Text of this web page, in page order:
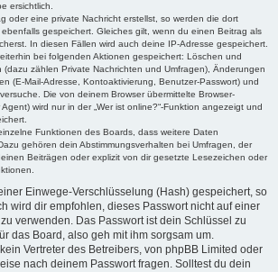
ersichtlich.
oder eine private Nachricht erstellst, so werden die dort
gespeichert. Gleiches gilt, wenn du einen Beitrag als
In diesen Fällen wird auch deine IP-Adresse gespeichert.
bei folgenden Aktionen gespeichert: Löschen und
(dazu zählen Private Nachrichten und Umfragen), Änderungen
(E-Mail-Adresse, Kontoaktivierung, Benutzer-Passwort) und
Die von deinem Browser übermittelte Browser-
wird nur in der „Wer ist online?“-Funktion angezeigt und
Funktionen des Boards, dass weitere Daten
gehören dein Abstimmungsverhalten bei Umfragen, der
Beiträgen oder explizit von dir gesetzte Lesezeichen oder
Einwege-Verschlüsselung (Hash) gespeichert, so
wird dir empfohlen, dieses Passwort nicht auf einer
verwenden. Das Passwort ist dein Schlüssel zu
das Board, also geh mit ihm sorgsam um.
Vertreter des Betreibers, von phpBB Limited oder
nach deinem Passwort fragen. Solltest du dein